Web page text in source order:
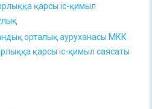
қарсы іс-қимыл
орталық ауруханасы МКК
қарсы іс-қимыл саясаты